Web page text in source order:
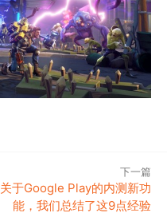
下一篇
关于Google Play的内测新功
能，我们总结了这9点经验